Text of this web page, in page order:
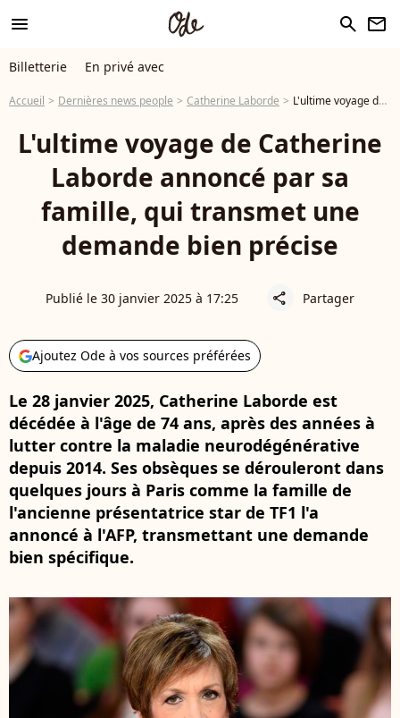
menu search newsletter
Billetterie En privé avec
Accueil Dernières news people Catherine Laborde L'ultime voyage de Catherine Laborde annoncé par sa famille, qui transmet une demande bien précise
L'ultime voyage de Catherine
Laborde annoncé par sa
famille, qui transmet une
demande bien précise
Publié le 30 janvier 2025 à 17:25 share Partager
Ajoutez Ode à vos sources préférées
Le 28 janvier 2025, Catherine Laborde est
décédée à l'âge de 74 ans, après des années à
lutter contre la maladie neurodégénérative
depuis 2014. Ses obsèques se dérouleront dans
quelques jours à Paris comme la famille de
l'ancienne présentatrice star de TF1 l'a
annoncé à l'AFP, transmettant une demande
bien spécifique.